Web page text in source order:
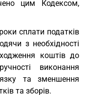
цим Кодексом,
сплати податків
з необхідності
коштів до
виконання
та зменшення
та зборів.